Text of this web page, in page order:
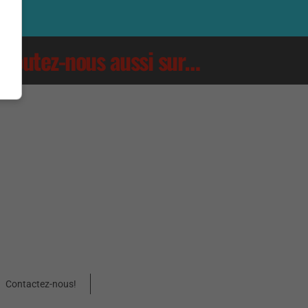
Écoutez-nous aussi sur…
Contactez-nous!